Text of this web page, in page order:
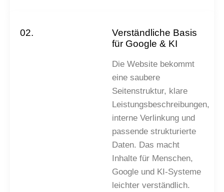
02.
Verständliche Basis
für Google & KI
Die Website bekommt
eine saubere
Seitenstruktur, klare
Leistungsbeschreibungen,
interne Verlinkung und
passende strukturierte
Daten. Das macht
Inhalte für Menschen,
Google und KI-Systeme
leichter verständlich.